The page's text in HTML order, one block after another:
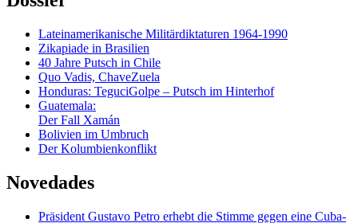
Lateinamerikanische Militärdiktaturen 1964-1990
Zikapiade in Brasilien
40 Jahre Putsch in Chile
Quo Vadis, ChaveZuela
Honduras: TeguciGolpe – Putsch im Hinterhof
Guatemala:
Der Fall Xamán
Bolivien im Umbruch
Der Kolumbienkonflikt
Novedades
Präsident Gustavo Petro erhebt die Stimme gegen eine Cuba-